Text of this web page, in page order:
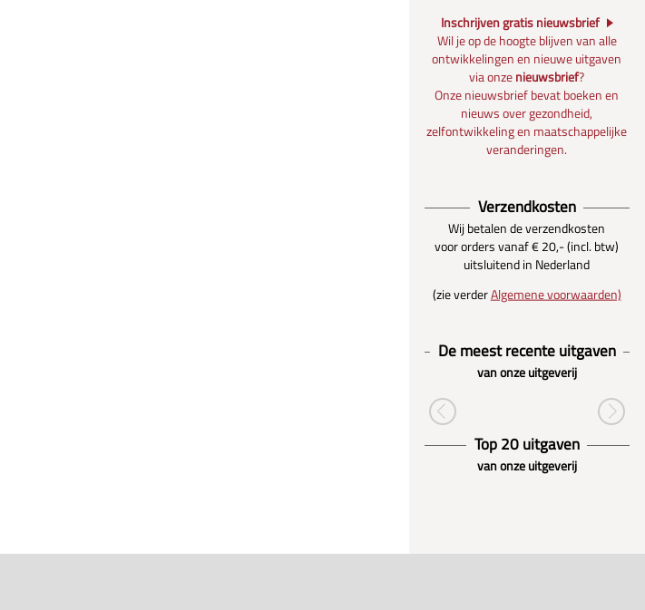
Inschrijven gratis nieuwsbrief
Wil je op de hoogte blijven van alle
ontwikkelingen en nieuwe uitgaven
via onzenieuwsbrief?
Onze nieuwsbrief bevat boeken en
nieuws over gezondheid,
zelfontwikkeling en maatschappelijke
veranderingen.
Verzendkosten
Wij betalen de verzendkosten
voor orders vanaf € 20,- (incl. btw)
uitsluitend in Nederland
(zie verderAlgemene voorwaarden)
De meest recente uitgaven
van onze uitgeverij
Top 20 uitgaven
van onze uitgeverij